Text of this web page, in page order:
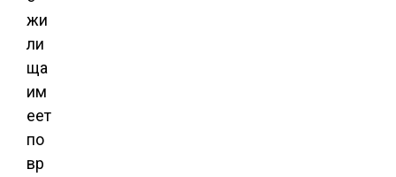
жи
ли
ща
им
еет
по
вр